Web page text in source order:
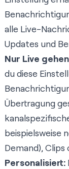
alle Live-
Updates und
Nur Live
du diese
Übertragung
beispielsweise
Demand),
Personalisiert: